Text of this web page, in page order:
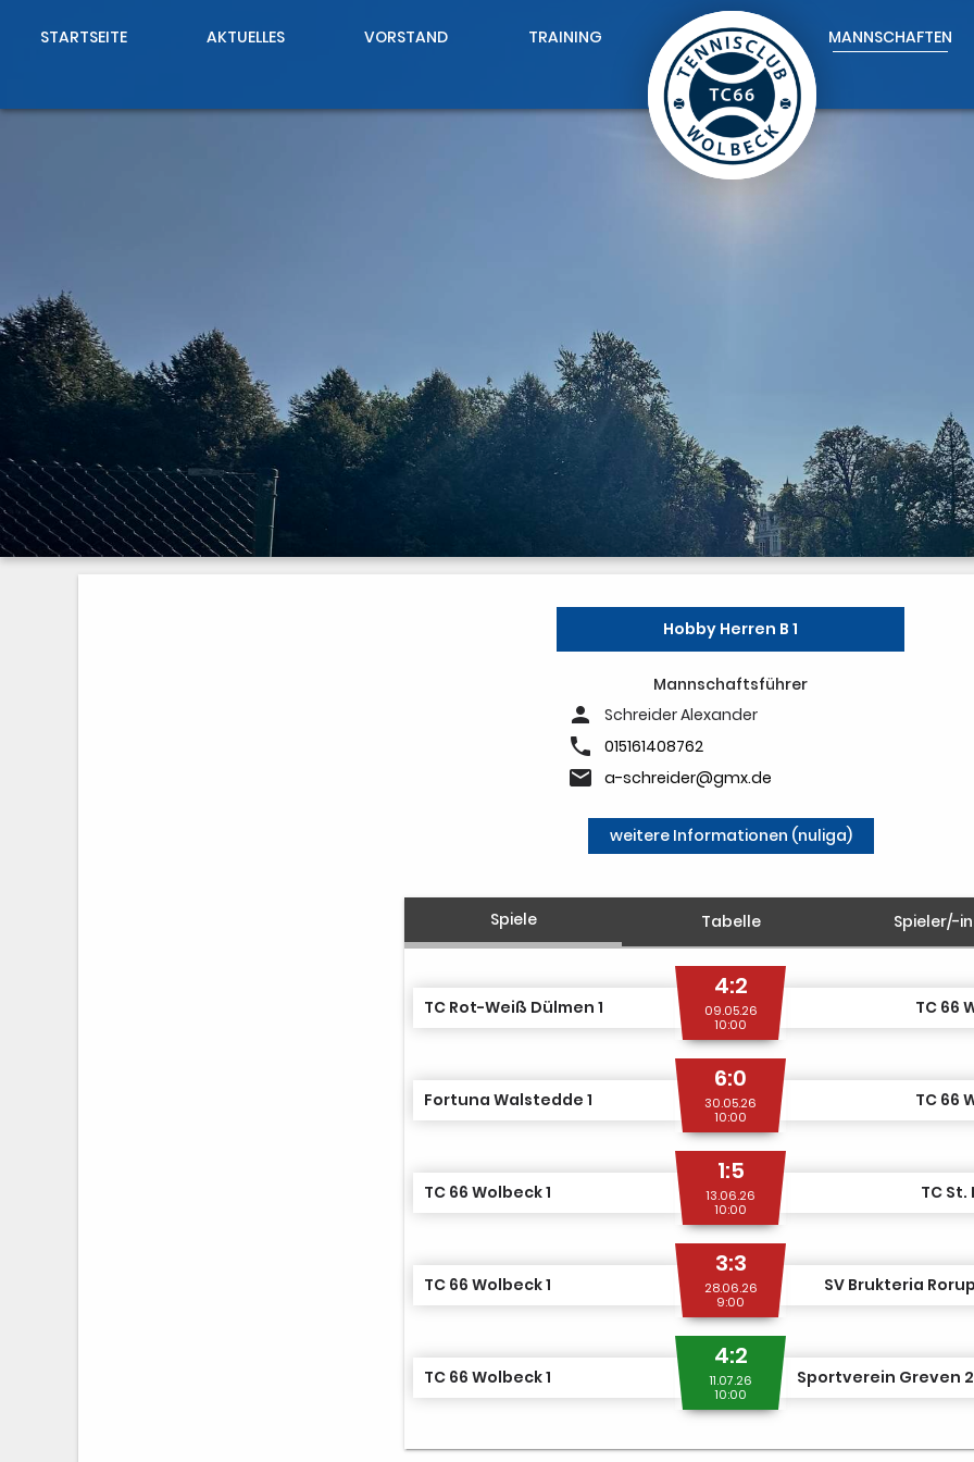
STARTSEITE AKTUELLES VORSTAND TRAINING MANNSCHAFTEN
Hobby Herren B 1
Mannschaftsführer
person Schreider Alexander
phone 015161408762
email a-schreider@gmx.de
weitere Informationen (nuliga)
Spiele Tabelle Spieler/-
TC Rot-Weiß Dülmen 1
4:2
09.05.26
10:00
TC 66
Fortuna Walstedde 1
6:0
30.05.26
10:00
TC 66
TC 66 Wolbeck 1
1:5
13.06.26
10:00
TC St.
TC 66 Wolbeck 1
3:3
28.06.26
9:00
SV Brukteria Rorup
TC 66 Wolbeck 1
4:2
11.07.26
10:00
Sportverein Greven